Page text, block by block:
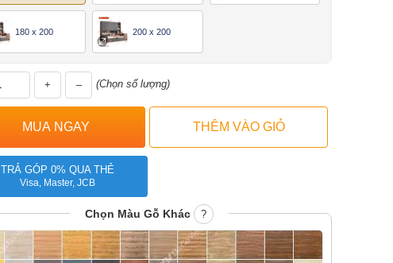
180 x 200 200 x 200
+ – (Chọn số lượng)
TRẢ GÓP 0% QUA THẺ
Visa, Master, JCB
Chọn Màu Gỗ Khác ?